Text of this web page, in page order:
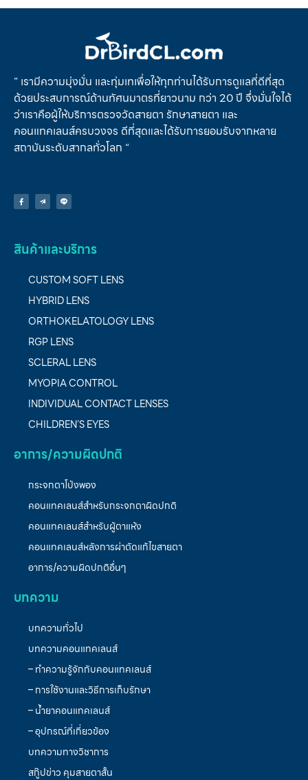
” เรามีความมุ่งมั่น และทุ่มเทเพื่อให้ทุกท่านได้รับการดูแลที่ดีที่สุด
ด้วยประสบการณ์ด้านทัศนมาตรที่ยาวนาม กว่า 20 ปี จึ่งมั่นใจได้
ว่าเราคือผู้ให้บริการตรวจวัดสายตา รักษาสายตา และ
คอนแทคเลนส์ครบวงจร ดีที่สุดและได้รับการยอมรับจากหลาย
สถาบันระดับสากลทั่วโลก “
สินค้าและบริการ
CUSTOM SOFT LENS
HYBRID LENS
ORTHOKELATOLOGY LENS
RGP LENS
SCLERAL LENS
MYOPIA CONTROL
INDIVIDUAL CONTACT LENSES
CHILDREN’S EYES
อาการ/ความผิดปกติ
กระจกตาโป่งพอง
คอนแทคเลนส์สำหรับกระจกตาผิดปกติ
คอนแทคเลนส์สำหรับผู้ตาแห้ง
คอนแทคเลนส์หลังการผ่าตัดแก้ไขสายตา
อาการ/ความผิดปกติอื่นๆ
บทความ
บทความทั่วไป
บทความคอนแทคเลนส์
– ทำความรู้จักกับคอนแทคเลนส์
– การใช้งานและวิธีการเก็บรักษา
– น้ำยาคอนแทคเลนส์
– อุปกรณ์ที่เกี่ยวข้อง
บทความทางวิชาการ
สกู๊ปข่าว คุมสายตาสั้น